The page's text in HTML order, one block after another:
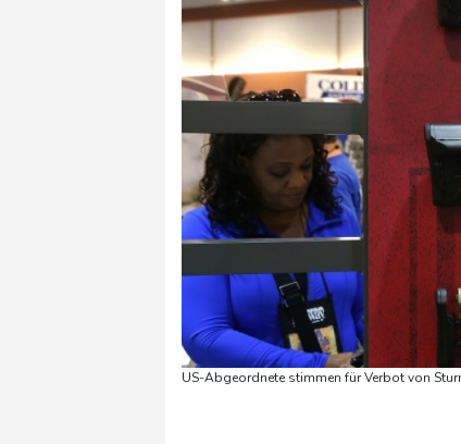
US-Abgeordnete stimmen für Verbot von